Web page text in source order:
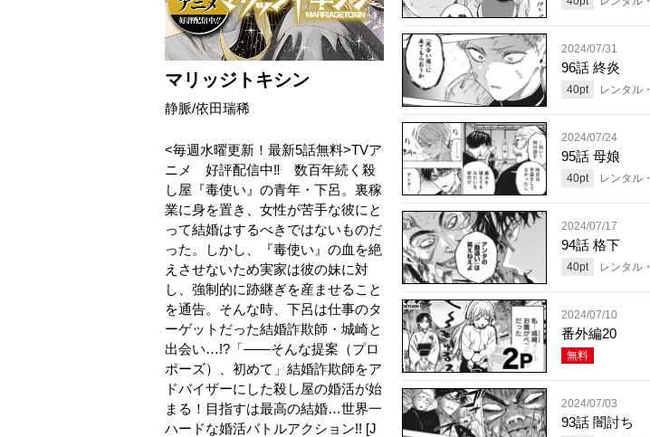
マリッジトキシン
静脈/依田瑞稀
<毎週水曜更新！最新5話無料>TVア
ニメ 好評配信中‼ 数百年続く殺
し屋『毒使い』の青年・下呂。裏稼
業に身を置き、女性が苦手な彼にと
って結婚はするべきではないものだ
った。しかし、『毒使い』の血を絶
えさせないため実家は彼の妹に対
し、強制的に跡継ぎを産ませること
を通告。そんな時、下呂は仕事のタ
ーゲットだった結婚詐欺師・城崎と
出会い…!?「――そんな提案（プロ
ポーズ）、初めて」結婚詐欺師をア
ドバイザーにした殺し屋の婚活が始
まる！目指すは最高の結婚…世界一
ハードな婚活バトルアクション!! [J
2024/07/31
96話 終炎
40pt レンタル・
2024/07/24
95話 母娘
40pt レンタル・
2024/07/17
94話 格下
40pt レンタル・
2024/07/10
番外編20
無料
2024/07/03
93話 闇討ち